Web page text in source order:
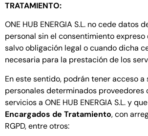
TRATAMIENTO:
ONE HUB ENERGIA S.L. no cede datos
personal sin el consentimiento expreso
salvo obligación legal o cuando dicha
necesaria para la prestación de los
En este sentido, podrán tener acceso a
personales determinados proveedores
servicios a ONE HUB ENERGIA S.L. y
Encargados de Tratamiento, con
RGPD, entre otros: